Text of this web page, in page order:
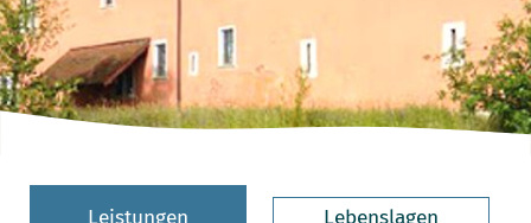
Leistungen Lebenslagen